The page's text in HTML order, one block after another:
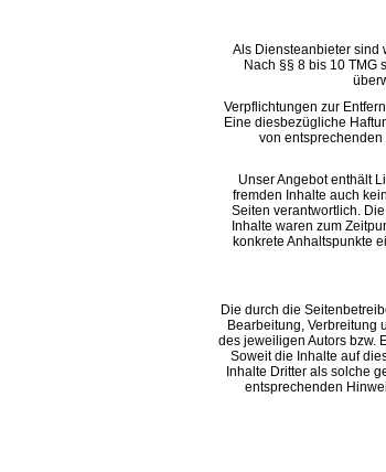
Als Diensteanbieter sind
Nach §§ 8 bis 10 TMG
Verpflichtungen zur
Eine diesbezügliche
von
Unser Angebot enthält
fremden Inhalte auch
Seiten verantwortlich.
Inhalte waren zum
konkrete Anhaltspunkte
Die durch die
Bearbeitung, Verbreitung
des jeweiligen Autors bzw.
Soweit die Inhalte auf
Inhalte Dritter als solche
entsprechenden